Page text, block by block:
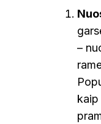
–
kaip